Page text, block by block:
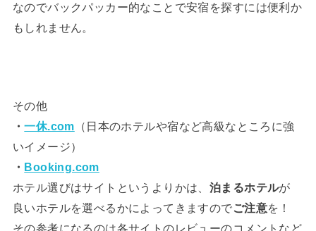
なのでバックパッカー的なことで安宿を探すには便利か
もしれません。
その他
・一休.com （日本のホテルや宿など高級なところに強
いイメージ）
・ Booking.com
ホテル選びはサイトというよりかは、 泊まるホテルが
良いホテルを選べるかによってきますのでご注意を！
その参考になるのは各サイトのレビューのコメントなど